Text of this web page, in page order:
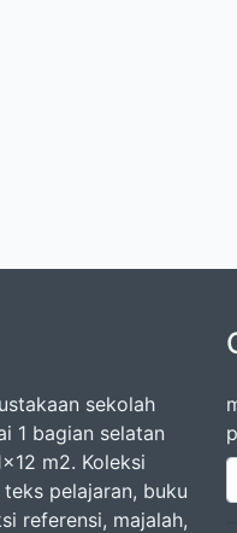
sekolah
1 bagian selatan
m2. Koleksi
pelajaran, buku
referensi, majalah,